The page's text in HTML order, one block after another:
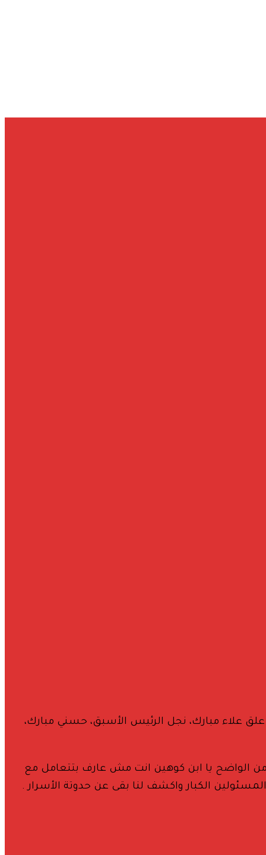
علاء مبارك، نجل الرئيس الأسبق، حسني مبارك،
الواضح يا ابن كوهين انت مش عارف بتتعامل مع
الكبار واكشف لنا بقى عن حدوتة الأسرار .